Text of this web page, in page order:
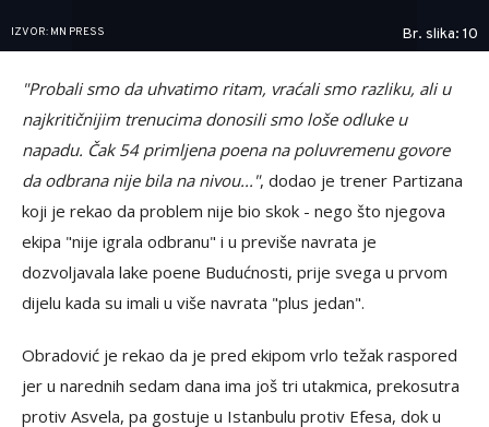
IZVOR: MN PRESS Br. slika: 10
"Probali smo da uhvatimo ritam, vraćali smo razliku, ali u
najkritičnijim trenucima donosili smo loše odluke u
napadu. Čak 54 primljena poena na poluvremenu govore
da odbrana nije bila na nivou...", dodao je trener Partizana
koji je rekao da problem nije bio skok - nego što njegova
ekipa "nije igrala odbranu" i u previše navrata je
dozvoljavala lake poene Budućnosti, prije svega u prvom
dijelu kada su imali u više navrata "plus jedan".
Obradović je rekao da je pred ekipom vrlo težak raspored
jer u narednih sedam dana ima još tri utakmica, prekosutra
protiv Asvela, pa gostuje u Istanbulu protiv Efesa, dok u